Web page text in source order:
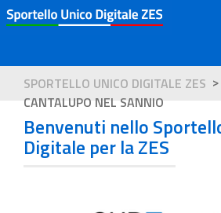
SPORTELLO UNICO DIGITALE ZES
CANTALUPO NEL SANNIO
Benvenuti nello
Digitale per la ZES